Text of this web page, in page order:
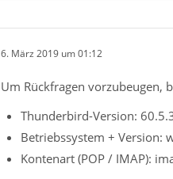
6. März 2019 um 01:12
Um Rückfragen vorzubeugen,
Thunderbird-Version:
Betriebssystem + Version:
Kontenart (POP / IMAP):